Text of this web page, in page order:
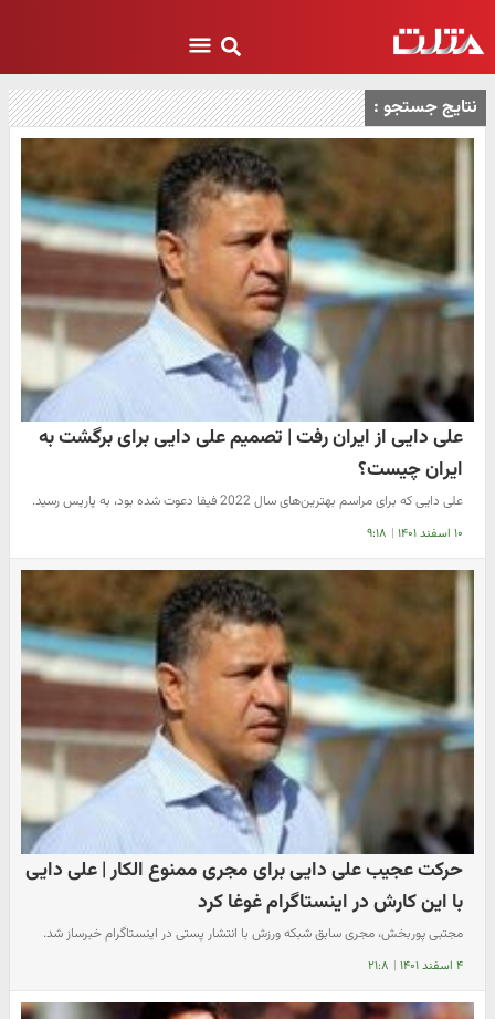
نتایج جستجو :
علی دایی از ایران رفت | تصمیم علی دایی برای برگشت به
ایران چیست؟
علی دایی که برای مراسم بهترین‌های سال 2022 فیفا دعوت شده بود، به پاریس رسید.
۱۰ اسفند ۱۴۰۱ | ۹:۱۸
حرکت عجیب علی دایی برای مجری ممنوع الکار | علی دایی
با این کارش در اینستاگرام غوغا کرد
مجتبی پوربخش، مجری سابق شبکه ورزش با انتشار پستی در اینستاگرام خبرساز شد.
۴ اسفند ۱۴۰۱ | ۲۱:۸